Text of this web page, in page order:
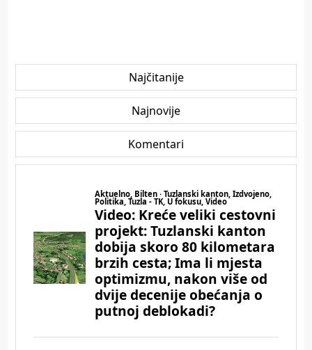
Najčitanije
Najnovije
Komentari